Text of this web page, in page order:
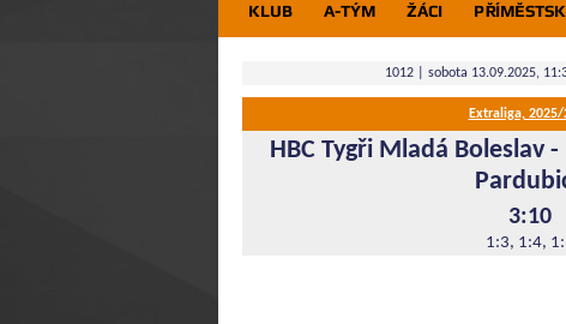
KLUB A-TÝM ŽÁCI
1012 | sobota 13.09.2025,
Extraliga, 2025/
HBC Tygři Mladá Boleslav-
3:10
1:3, 1:4,